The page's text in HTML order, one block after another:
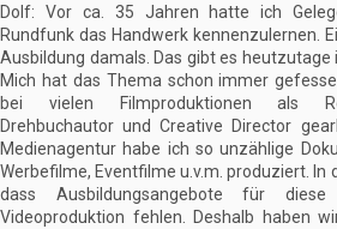
Dolf: Vor ca. 35 Jahren hatte ich
Rundfunk das Handwerk kennenzulernen.
Ausbildung damals. Das gibt es heutzutage
Mich hat das Thema schon immer
bei vielen Filmproduktionen als
Drehbuchautor und Creative Director
Medienagentur habe ich so unzählige
Werbefilme, Eventfilme u.v.m. produziert. In
dass Ausbildungsangebote für
Videoproduktion fehlen. Deshalb haben